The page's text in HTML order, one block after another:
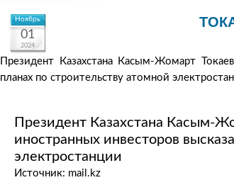
Ноябрь
01
2024
Президент Казахстана Касым-Жомарт
планах по строительству атомной
Президент Казахстана Касым-
иностранных инвесторов
электростанции
Источник: mail.kz